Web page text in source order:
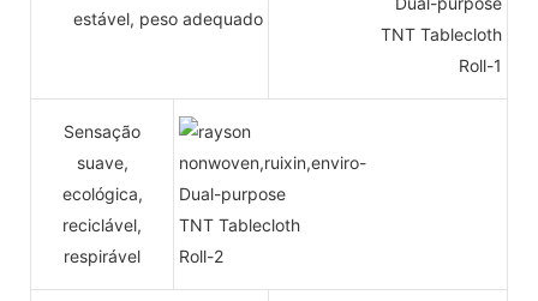
estável, peso adequado
Sensação
suave,
ecológica,
reciclável,
respirável